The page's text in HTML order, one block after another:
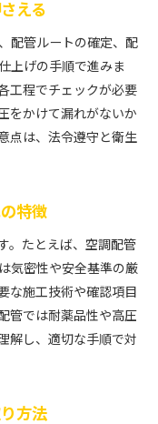
方の変化
たらすメリット
は
対策の基本
立させる方法
止テクニック
安全意識強化
の予防策
ド
界の動向を解説
方法の特徴
と効率化策
える
配管ルートの確定、配
上げの手順で進みま
工程でチェックが必要
をかけて漏れがないか
点は、法令遵守と衛生
特徴
。たとえば、空調配管
気密性や安全基準の厳
な施工技術や確認項目
管では耐薬品性や高圧
解し、適切な手順で対
方法